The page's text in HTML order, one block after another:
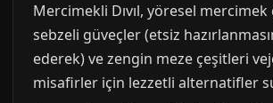
Mercimekli Dıvıl, yöresel mercimek
sebzeli güveçler (etsiz
ederek) ve zengin meze çeşitleri
misafirler için lezzetli alternatifler